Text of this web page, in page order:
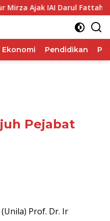
IAI Darul Fattah Cetak
Ekonomi Pendidikan
Pejabat
Prof. Dr. Ir